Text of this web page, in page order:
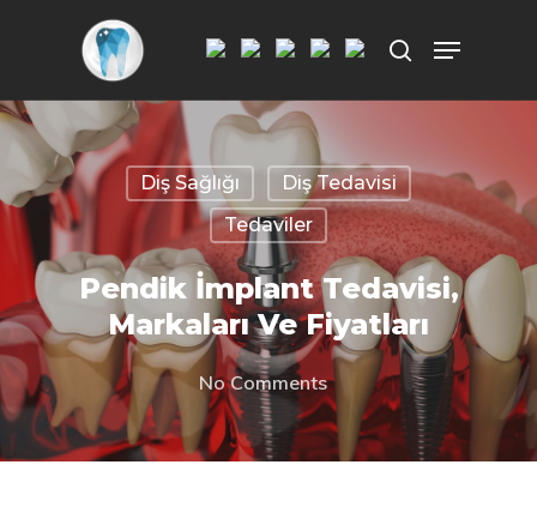
Aramak istediğiniz kelimeyi yazarak
ENTER'a basın.
Diş Sağlığı
Diş Tedavisi
Tedaviler
Pendik İmplant Tedavisi,
Markaları Ve Fiyatları
No Comments